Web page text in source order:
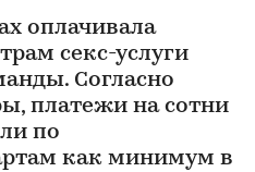
оплачивала
секс-услуги
Согласно
платежи на сотни
по
как минимум в